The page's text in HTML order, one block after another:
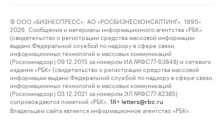
© ООО «БИЗНЕСПРЕСС», АО «РОСБИЗНЕСКОНСАЛТИНГ», 1995–
2026. Сообщения и материалы информационного агентства «РБК»
(свидетельство о регистрации средства массовой информации
выдано Федеральной службой по надзору в сфере связи,
информационных технологий и массовых коммуникаций
(Роскомнадзор) 09.12.2015 за номером ИА №ФС77-63848) и сетевого
издания «РБК» (свидетельство о регистрации средства массовой
информации выдано Федеральной службой по надзору в сфере связи,
информационных технологий и массовых коммуникаций
(Роскомнадзор) 03.12.2021 за номером ЭЛ №ФС77-82385)
сопровождаются пометкой «РБК».
18+ letters@rbc.ru
Владельцем сайта является информационное агентство «РБК».